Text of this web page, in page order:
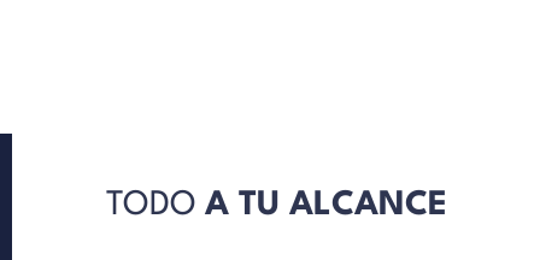
TODO A TU ALCANCE